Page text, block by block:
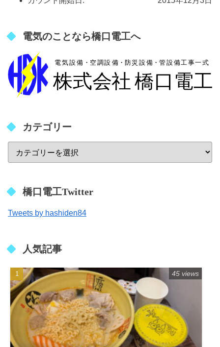
電気のことなら橋口電工へ
カテゴリー
橋口電工Twitter
Tweets by hashiden84
人気記事
45 views